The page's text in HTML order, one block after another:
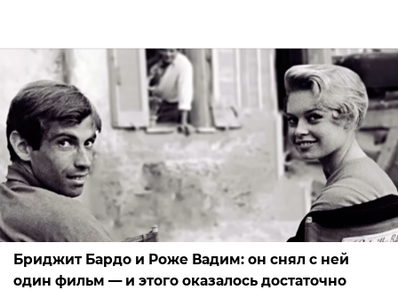
Бриджит Бардо и Роже Вадим: он снял с ней
один фильм — и этого оказалось достаточно